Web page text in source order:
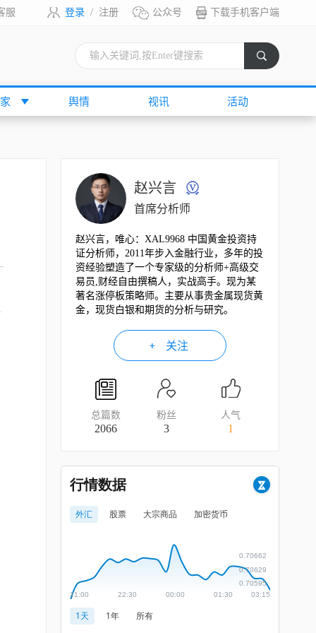
登录 / 注册 公众号 下载手机客户端
服
舆情 视讯 活动
赵兴言
首席分析师
赵兴言，唯心：XAL9968 中国黄金投资持
证分析师，2011年步入金融行业，多年的投
资经验塑造了一个专家级的分析师+高级交
易员,财经自由撰稿人，实战高手。现为某
著名涨停板策略师。主要从事贵金属现货黄
金，现货白银和期货的分析与研究。
关注
总篇数
2066
粉丝
3
人气
1